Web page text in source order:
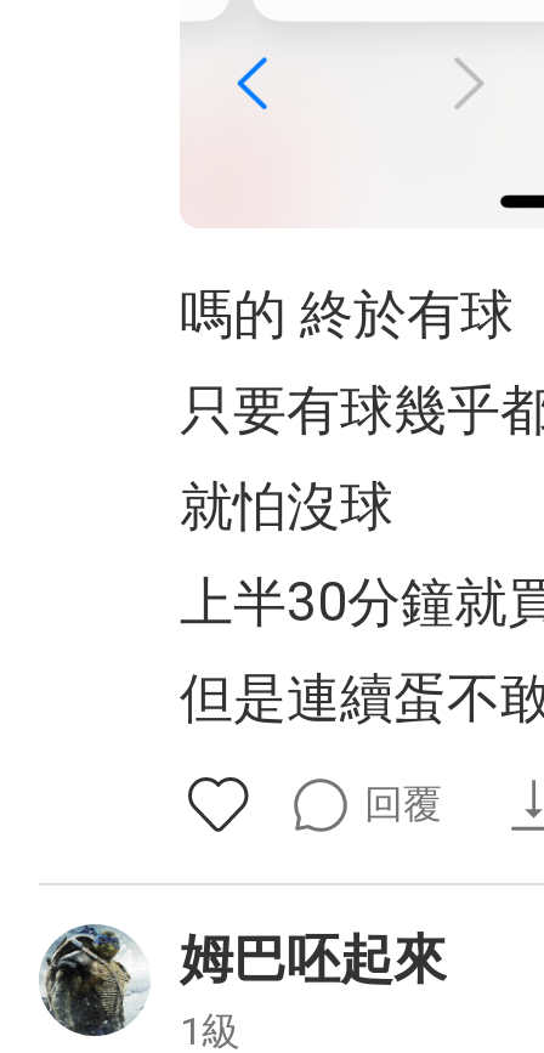
嗎的 終於有球
只要有球幾乎
就怕沒球
上半30分鐘就
但是連續蛋不
回覆
姆巴呸起來
1級